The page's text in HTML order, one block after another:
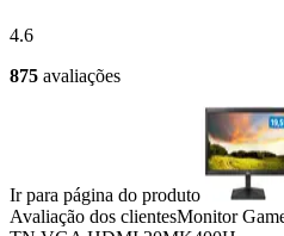
4.6
875 avaliações
Ir para página do produto
Avaliação dos clientesMonitor